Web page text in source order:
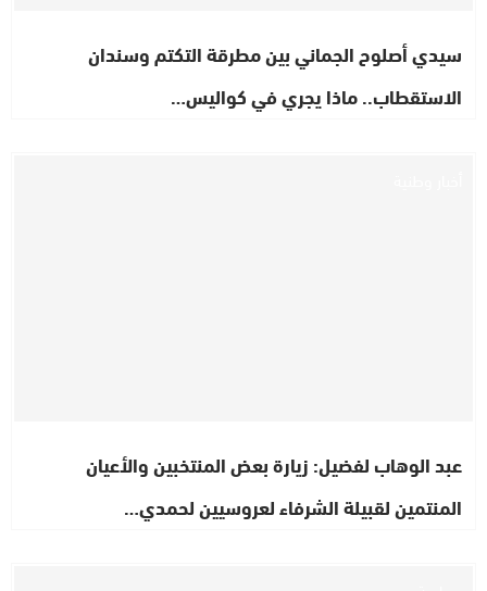
سيدي أصلوح الجماني بين مطرقة التكتم وسندان
الاستقطاب.. ماذا يجري في كواليس…
عبد الوهاب لفضيل: زيارة بعض المنتخبين والأعيان
المنتمين لقبيلة الشرفاء لعروسيين لحمدي…